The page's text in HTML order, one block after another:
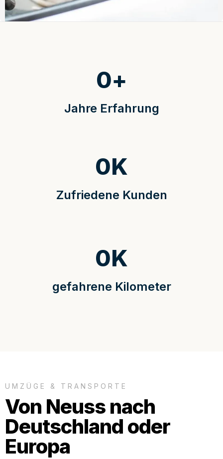
Jahre Erfahrung
0+
Zufriedene Kunden
0K
gefahrene Kilometer
0K
UMZÜGE & TRANSPORTE
Von Neuss nach
Deutschland oder
Europa